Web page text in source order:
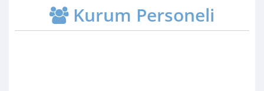
Kurum Personeli